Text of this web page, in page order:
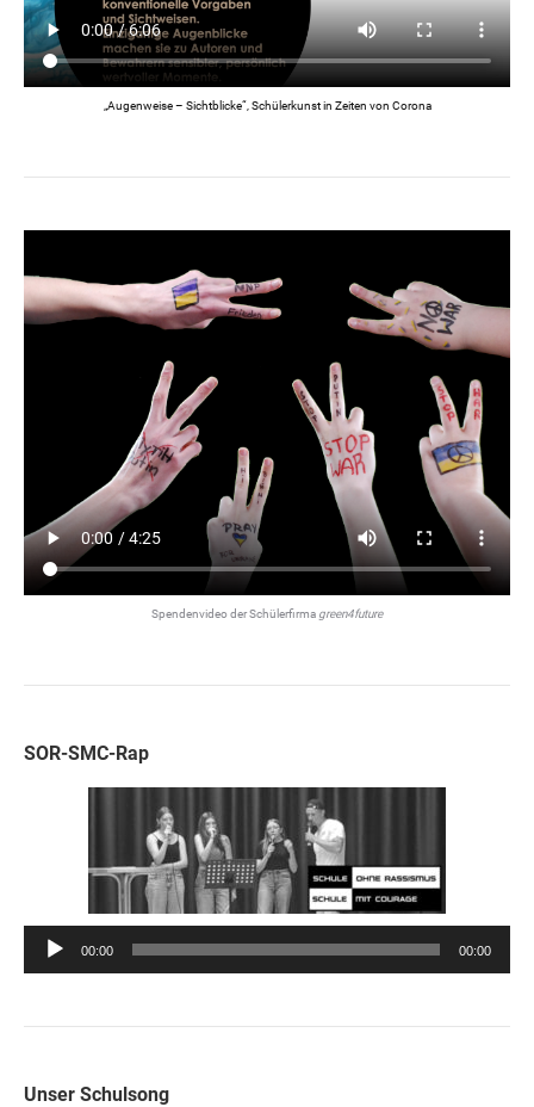
„Augenweise – Sichtblicke“, Schülerkunst in Zeiten von Corona
Spendenvideo der Schülerfirma green4future
SOR-SMC-Rap
Audio-
00:00 00:00
Unser Schulsong